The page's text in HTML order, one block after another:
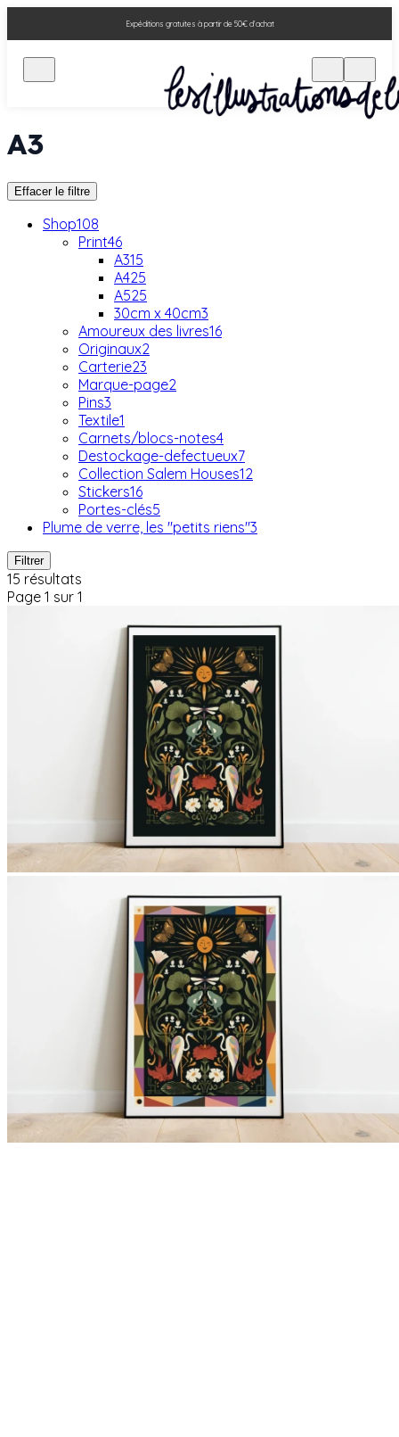
Expéditions gratuites à partir de 50€ d'achat
A3
Effacer le filtre
Shop108
Print46
A315
A425
A525
30cm x 40cm3
Amoureux des livres16
Originaux2
Carterie23
Marque-page2
Pins3
Textile1
Carnets/blocs-notes4
Destockage-defectueux7
Collection Salem Houses12
Stickers16
Portes-clés5
Plume de verre, les "petits riens"3
Filtrer
15 résultats
Page 1 sur 1